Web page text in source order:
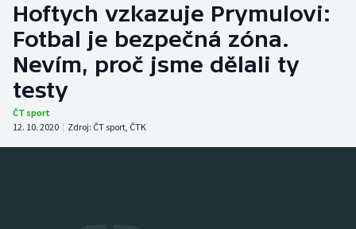
Hokej
Tenis
Atletika
Hoftych vzkazuje Prymulovi:
Fotbal je bezpečná zóna.
Nevím, proč jsme dělali ty
testy
ČT sport
12. 10. 2020 | Zdroj: ČT sport, ČTK